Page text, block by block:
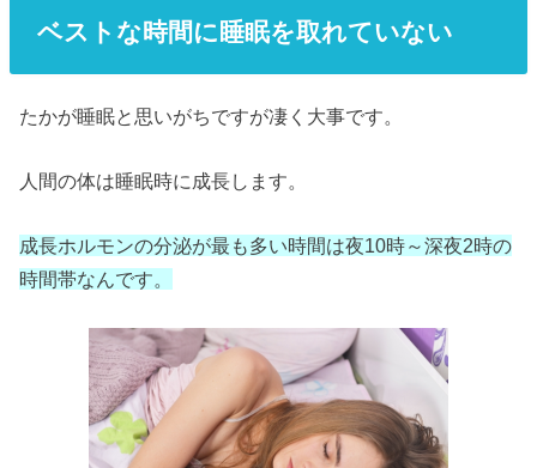
ベストな時間に睡眠を取れていない
たかが睡眠と思いがちですが凄く大事です。
人間の体は睡眠時に成長します。
成長ホルモンの分泌が最も多い時間は夜10時～深夜2時の
時間帯なんです。